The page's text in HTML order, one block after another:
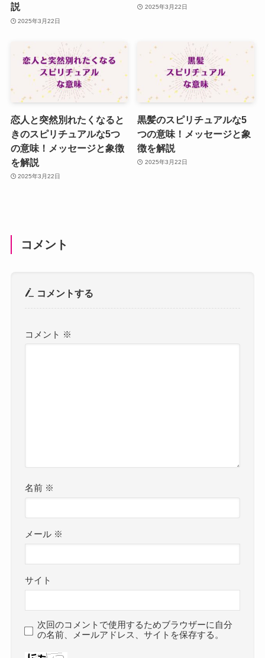
説
2025年3月22日
2025年3月22日
恋人と突然別れたくなると
きのスピリチュアルな5つ
の意味！メッセージと象徴
を解説
2025年3月22日
黒髪のスピリチュアルな5
つの意味！メッセージと象
徴を解説
2025年3月22日
コメント
コメントする
コメント ※
名前 ※
メール ※
サイト
次回のコメントで使用するためブラウザーに自分
の名前、メールアドレス、サイトを保存する。